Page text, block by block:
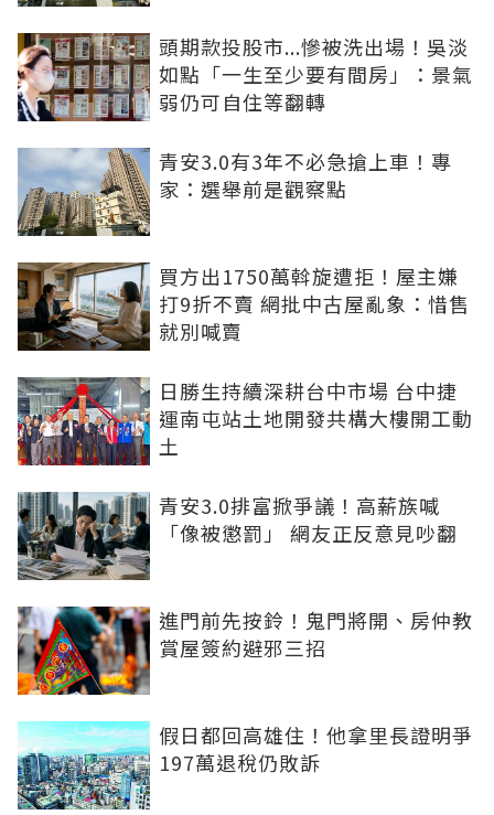
頭期款投股市...慘被洗出場！吳淡
如點「一生至少要有間房」：景氣
弱仍可自住等翻轉
青安3.0有3年不必急搶上車！專
家：選舉前是觀察點
買方出1750萬斡旋遭拒！屋主嫌
打9折不賣 網批中古屋亂象：惜售
就別喊賣
日勝生持續深耕台中市場 台中捷
運南屯站土地開發共構大樓開工動
土
青安3.0排富掀爭議！高薪族喊
「像被懲罰」 網友正反意見吵翻
進門前先按鈴！鬼門將開、房仲教
賞屋簽約避邪三招
假日都回高雄住！他拿里長證明爭
197萬退稅仍敗訴